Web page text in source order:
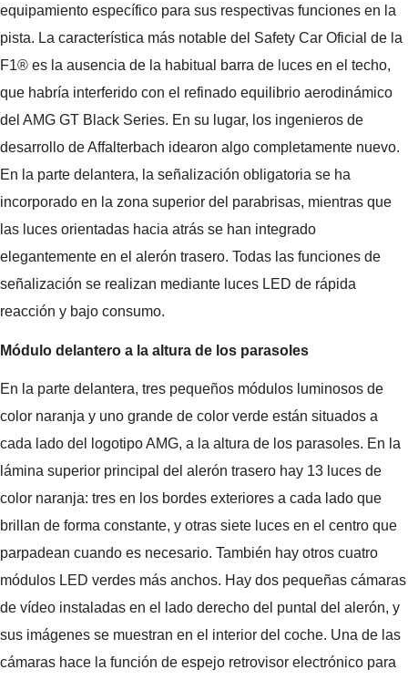
equipamiento específico para sus respectivas funciones en la
pista. La característica más notable del Safety Car Oficial de la
F1® es la ausencia de la habitual barra de luces en el techo,
que habría interferido con el refinado equilibrio aerodinámico
del AMG GT Black Series. En su lugar, los ingenieros de
desarrollo de Affalterbach idearon algo completamente nuevo.
En la parte delantera, la señalización obligatoria se ha
incorporado en la zona superior del parabrisas, mientras que
las luces orientadas hacia atrás se han integrado
elegantemente en el alerón trasero. Todas las funciones de
señalización se realizan mediante luces LED de rápida
reacción y bajo consumo.
Módulo delantero a la altura de los parasoles
En la parte delantera, tres pequeños módulos luminosos de
color naranja y uno grande de color verde están situados a
cada lado del logotipo AMG, a la altura de los parasoles. En la
lámina superior principal del alerón trasero hay 13 luces de
color naranja: tres en los bordes exteriores a cada lado que
brillan de forma constante, y otras siete luces en el centro que
parpadean cuando es necesario. También hay otros cuatro
módulos LED verdes más anchos. Hay dos pequeñas cámaras
de vídeo instaladas en el lado derecho del puntal del alerón, y
sus imágenes se muestran en el interior del coche. Una de las
cámaras hace la función de espejo retrovisor electrónico para